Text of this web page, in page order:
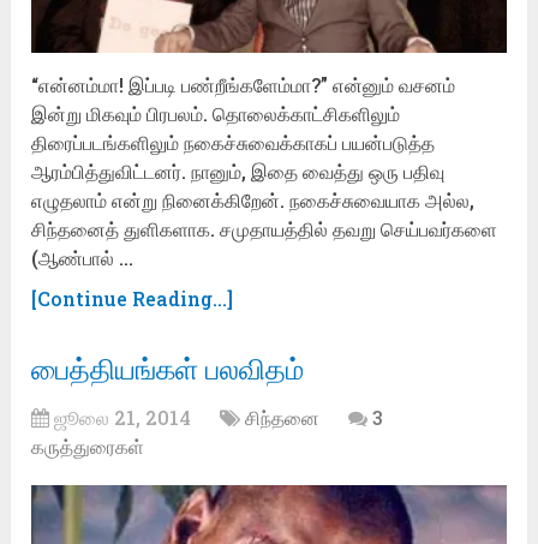
“என்னம்மா! இப்படி பண்றீங்களேம்மா?” என்னும் வசனம்
இன்று மிகவும் பிரபலம். தொலைக்காட்சிகளிலும்
திரைப்படங்களிலும் நகைச்சுவைக்காகப் பயன்படுத்த
ஆரம்பித்துவிட்டனர். நானும், இதை வைத்து ஒரு பதிவு
எழுதலாம் என்று நினைக்கிறேன். நகைச்சுவையாக அல்ல,
சிந்தனைத் துளிகளாக. சமுதாயத்தில் தவறு செய்பவர்களை
(ஆண்பால் …
[Continue Reading...]
பைத்தியங்கள் பலவிதம்
ஜூலை 21, 2014 சிந்தனை
3
கருத்துரைகள்